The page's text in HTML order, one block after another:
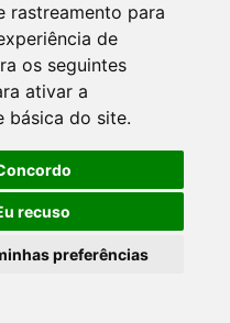
rastreamento para
de
os seguintes
ativar a
básica do site.
recuso
preferências